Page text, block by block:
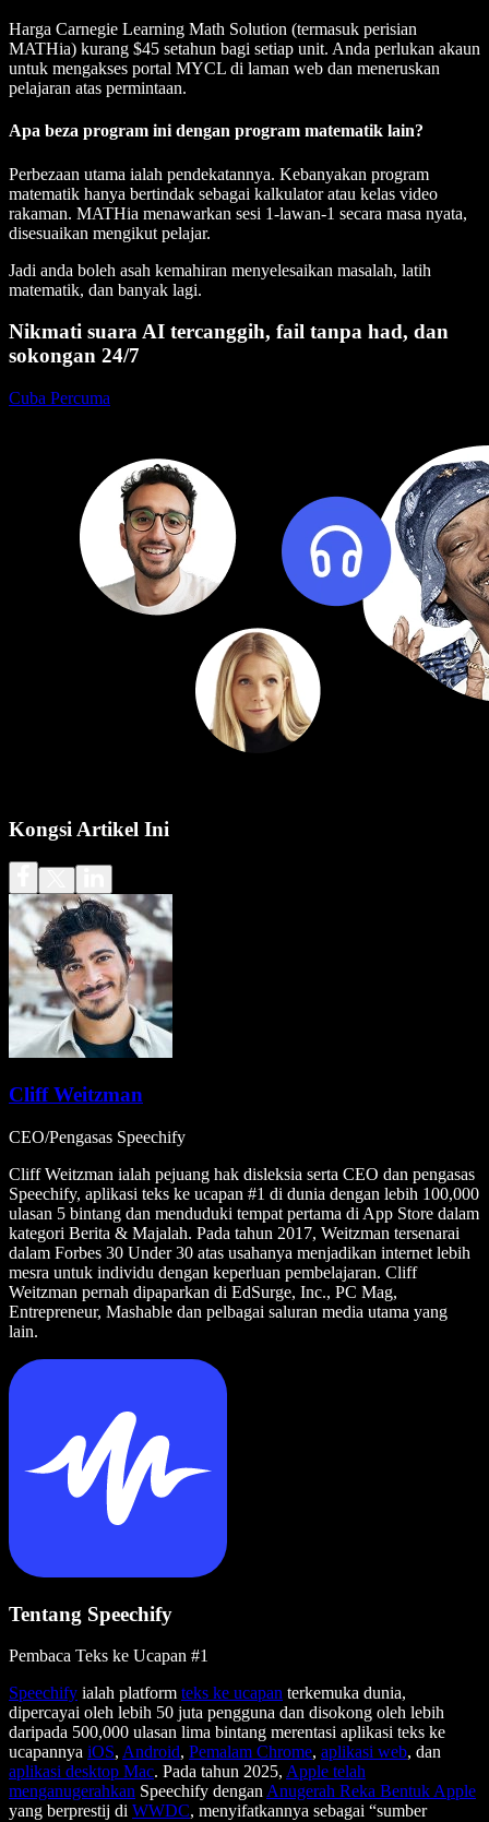
Harga Carnegie Learning Math Solution (termasuk perisian
MATHia) kurang $45 setahun bagi setiap unit. Anda perlukan akaun
untuk mengakses portal MYCL di laman web dan meneruskan
pelajaran atas permintaan.
Apa beza program ini dengan program matematik lain?
Perbezaan utama ialah pendekatannya. Kebanyakan program
matematik hanya bertindak sebagai kalkulator atau kelas video
rakaman. MATHia menawarkan sesi 1-lawan-1 secara masa nyata,
disesuaikan mengikut pelajar.
Jadi anda boleh asah kemahiran menyelesaikan masalah, latih
matematik, dan banyak lagi.
Nikmati suara AI tercanggih, fail tanpa had, dan
sokongan 24/7
Cuba Percuma
Kongsi Artikel Ini
Cliff Weitzman
CEO/Pengasas Speechify
Cliff Weitzman ialah pejuang hak disleksia serta CEO dan pengasas
Speechify, aplikasi teks ke ucapan #1 di dunia dengan lebih 100,000
ulasan 5 bintang dan menduduki tempat pertama di App Store dalam
kategori Berita & Majalah. Pada tahun 2017, Weitzman tersenarai
dalam Forbes 30 Under 30 atas usahanya menjadikan internet lebih
mesra untuk individu dengan keperluan pembelajaran. Cliff
Weitzman pernah dipaparkan di EdSurge, Inc., PC Mag,
Entrepreneur, Mashable dan pelbagai saluran media utama yang
lain.
Tentang Speechify
Pembaca Teks ke Ucapan #1
Speechify ialah platform teks ke ucapan terkemuka dunia,
dipercayai oleh lebih 50 juta pengguna dan disokong oleh lebih
daripada 500,000 ulasan lima bintang merentasi aplikasi teks ke
ucapannya iOS, Android, Pemalam Chrome, aplikasi web, dan
aplikasi desktop Mac. Pada tahun 2025, Apple telah
menganugerahkan Speechify dengan Anugerah Reka Bentuk Apple
yang berprestij di WWDC, menyifatkannya sebagai “sumber